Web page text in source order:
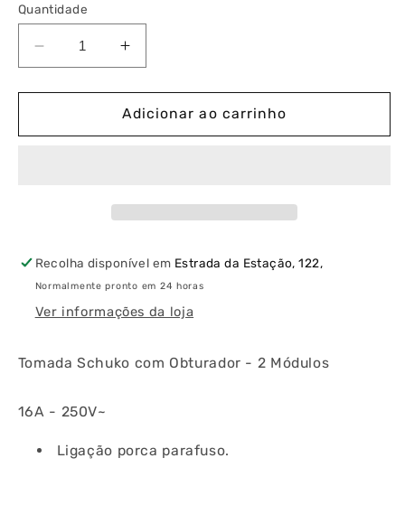
Quantidade
Diminuir
a
quantidade
Tomada
Aumentar
a
quantidade
de
Tomada
Adicionar ao carrinho
Recolha disponível em Estrada da Estação, 122,
Normalmente pronto em 24 horas
Ver informações da loja
Tomada Schuko com Obturador - 2 Módulos
16A - 250V~
Ligação porca parafuso.